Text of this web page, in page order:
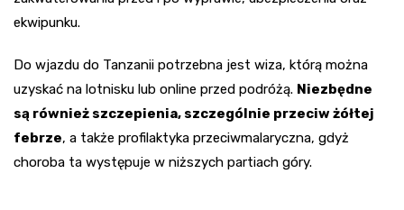
ekwipunku.
Do wjazdu do Tanzanii potrzebna jest wiza, którą można
uzyskać na lotnisku lub online przed podróżą. Niezbędne
są również szczepienia, szczególnie przeciw żółtej
febrze, a także profilaktyka przeciwmalaryczna, gdyż
choroba ta występuje w niższych partiach góry.